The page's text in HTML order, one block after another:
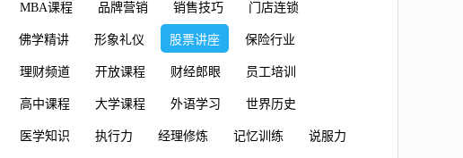
MBA课程 品牌营销 销售技巧 门店连锁
佛学精讲 形象礼仪 股票讲座 保险行业
理财频道 开放课程 财经郎眼 员工培训
高中课程 大学课程 外语学习 世界历史
医学知识 执行力 经理修炼 记忆训练 说服力